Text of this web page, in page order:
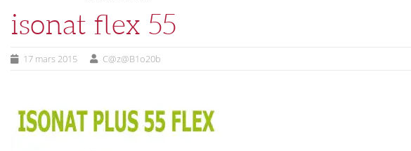
isonat flex 55
17 mars 2015 C@z@B1o20b